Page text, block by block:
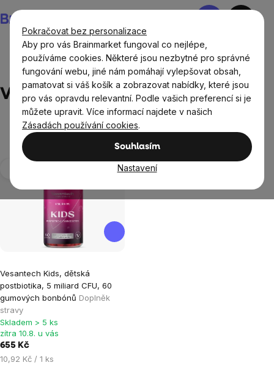
Pokračovat bez personalizace
Aby pro vás Brainmarket fungoval co nejlépe,
používáme cookies. Některé jsou nezbytné pro správné
fungování webu, jiné nám pomáhají vylepšovat obsah,
pamatovat si váš košík a zobrazovat nabídky, které jsou
pro vás opravdu relevantní. Podle vašich preferencí si je
můžete upravit. Více informací najdete v našich
Zásadách používání cookies.
Souhlasím
Nastavení
na
obsah
Nákupní
Prodávané značky Vesantech
Vesantech
produktů
Vesantech Kids, dětská
postbiotika, 5 miliard CFU, 60
gumových bonbónů Doplněk
stravy
hodnocení
produktu
je
5,0
z
Skladem > 5 ks
zítra 10.8. u vás
655 Kč
Měrná
10,92 Kč / 1 ks